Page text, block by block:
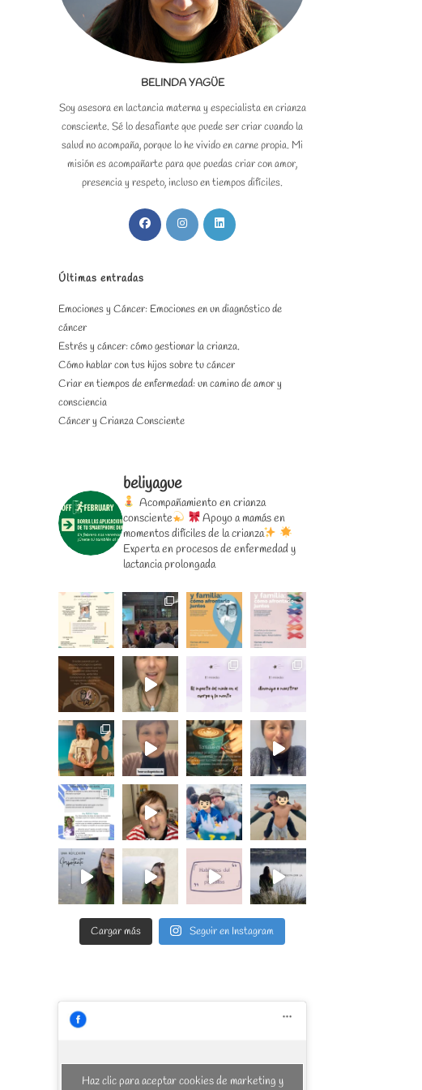
BELINDA YAGÜE
Soy asesora en lactancia materna y especialista en crianza
consciente. Sé lo desafiante que puede ser criar cuando la
salud no acompaña, porque lo he vivido en carne propia. Mi
misión es acompañarte para que puedas criar con amor,
presencia y respeto, incluso en tiempos difíciles.
Se
abre
Se
abre
Se
pestaña
Últimas entradas
Emociones y Cáncer: Emociones en un diagnóstico de
cáncer
Estrés y cáncer: cómo gestionar la crianza.
Cómo hablar con tus hijos sobre tu cáncer
Criar en tiempos de enfermedad: un camino de amor y
consciencia
Cáncer y Crianza Consciente
beliyague
Acompañamiento en crianza
consciente
Apoyo a mamás en
momentos difíciles de la crianza
Experta en procesos de enfermedad y
lactancia prolongada
Cargar más Seguir en Instagram
Haz clic para aceptar cookies de marketing y